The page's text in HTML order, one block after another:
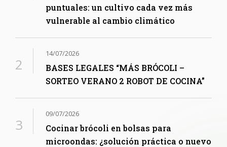
puntuales: un cultivo cada vez más
vulnerable al cambio climático
14/07/2026
BASES LEGALES “MÁS BRÓCOLI –
SORTEO VERANO 2 ROBOT DE COCINA”
09/07/2026
Cocinar brócoli en bolsas para
microondas: ¿solución práctica o nuevo